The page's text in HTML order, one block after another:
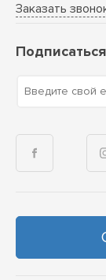
Заказать
Введите свой